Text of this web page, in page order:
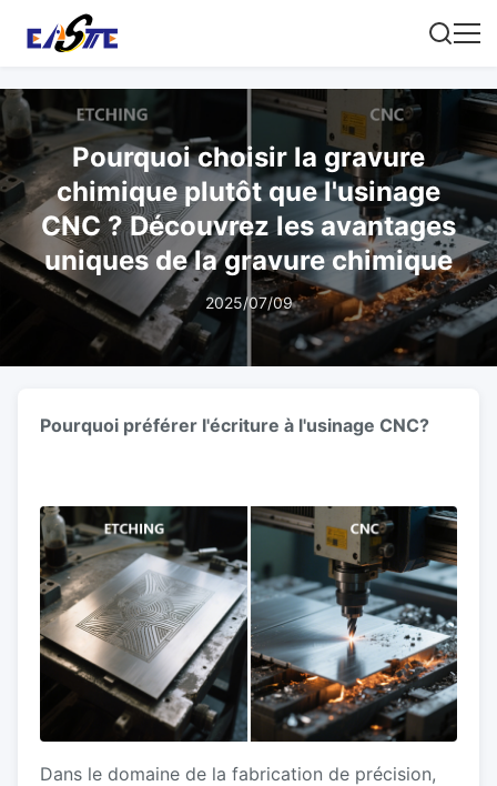
Pourquoi choisir la gravure
chimique plutôt que l'usinage
CNC ? Découvrez les avantages
uniques de la gravure chimique
2025/07/09
Pourquoi préférer l'écriture à l'usinage CNC?
Dans le domaine de la fabrication de précision,